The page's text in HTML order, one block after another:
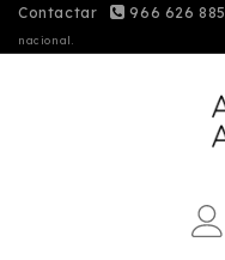
Contactar 966 626 885
nacional.